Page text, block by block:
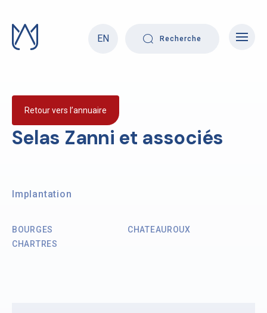
content
EN
Recherche
Selas Zanni et associés
Retour vers l’annuaire
Implantation
BOURGES
CHATEAUROUX
CHARTRES